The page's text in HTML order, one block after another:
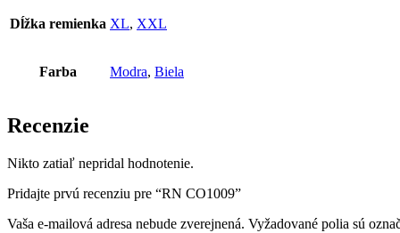
Dĺžka remienka XL, XXL
Farba Modra, Biela
Recenzie
Nikto zatiaľ nepridal hodnotenie.
Pridajte prvú recenziu pre “RN CO1009”
Vaša e-mailová adresa nebude zverejnená. Vyžadované polia sú